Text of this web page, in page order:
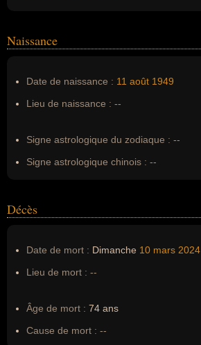
Erreurs d'écriture : --
Naissance
Date de naissance : 11 août 1949
Lieu de naissance : --
Signe astrologique du zodiaque : --
Signe astrologique chinois : --
Décès
Date de mort : Dimanche 10 mars 2024
Lieu de mort : --
Âge de mort : 74 ans
Cause de mort : --